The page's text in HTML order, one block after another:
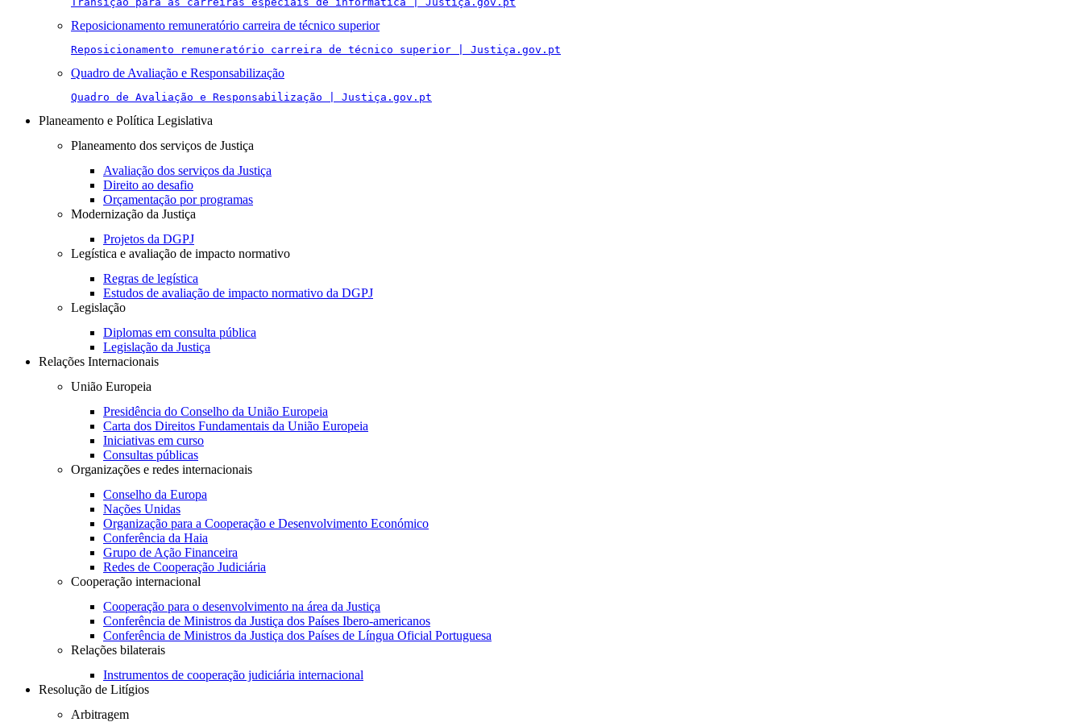
Reposicionamento remuneratório carreira de técnico superior
Reposicionamento remuneratório carreira de técnico superior | Justiça.gov.pt
Quadro de Avaliação e Responsabilização
Quadro de Avaliação e Responsabilização | Justiça.gov.pt
Planeamento e Política Legislativa
Planeamento dos serviços de Justiça
Avaliação dos serviços da Justiça
Direito ao desafio
Orçamentação por programas
Modernização da Justiça
Projetos da DGPJ
Legística e avaliação de impacto normativo
Regras de legística
Estudos de avaliação de impacto normativo da DGPJ
Legislação
Diplomas em consulta pública
Legislação da Justiça
Relações Internacionais
União Europeia
Presidência do Conselho da União Europeia
Carta dos Direitos Fundamentais da União Europeia
Iniciativas em curso
Consultas públicas
Organizações e redes internacionais
Conselho da Europa
Nações Unidas
Organização para a Cooperação e Desenvolvimento Económico
Conferência da Haia
Grupo de Ação Financeira
Redes de Cooperação Judiciária
Cooperação internacional
Cooperação para o desenvolvimento na área da Justiça
Conferência de Ministros da Justiça dos Países Ibero-americanos
Conferência de Ministros da Justiça dos Países de Língua Oficial Portuguesa
Relações bilaterais
Instrumentos de cooperação judiciária internacional
Resolução de Litígios
Arbitragem